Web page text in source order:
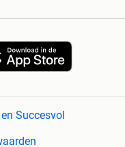
Succesvol